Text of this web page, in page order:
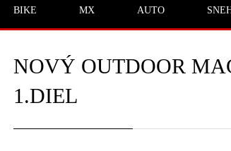
BIKE MX AUTO
NOVÝ OUTDOOR
1.DIEL